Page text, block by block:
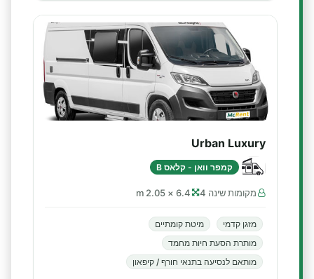
Urban Luxury
קמפר וואן - קלאס B
מקומות שינה 4 6.4 × 2.05 m
מזגן קדמי
מיטת קומתיים
מותרת הסעת חיות מחמד
מותאם לנסיעה בתנאי חורף / קיפאון